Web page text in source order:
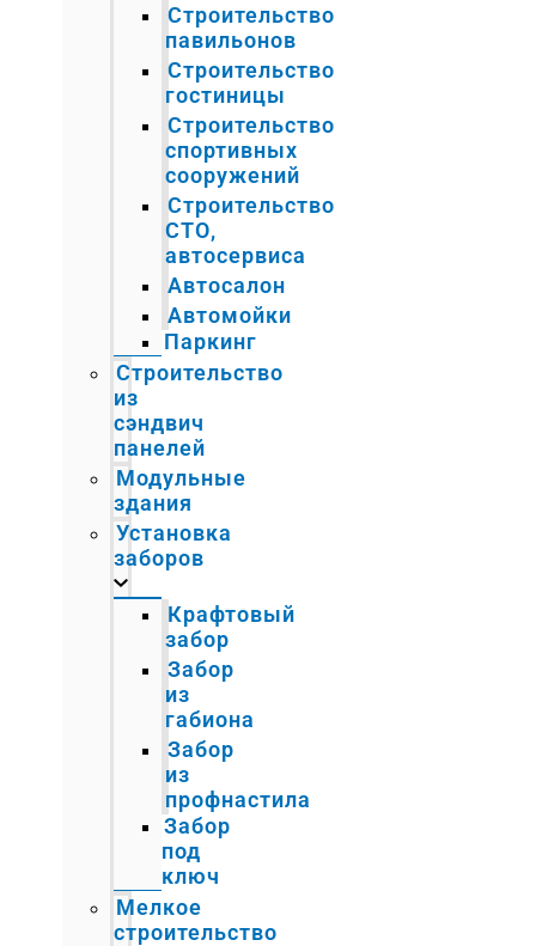
Строительство
павильонов
Строительство
гостиницы
Строительство
спортивных
сооружений
Строительство
СТО,
автосервиса
Автосалон
Автомойки
Паркинг
Строительство
из
сэндвич
панелей
Модульные
здания
Установка
заборов
Крафтовый
забор
Забор
из
габиона
Забор
из
профнастила
Забор
под
ключ
Мелкое
строительство